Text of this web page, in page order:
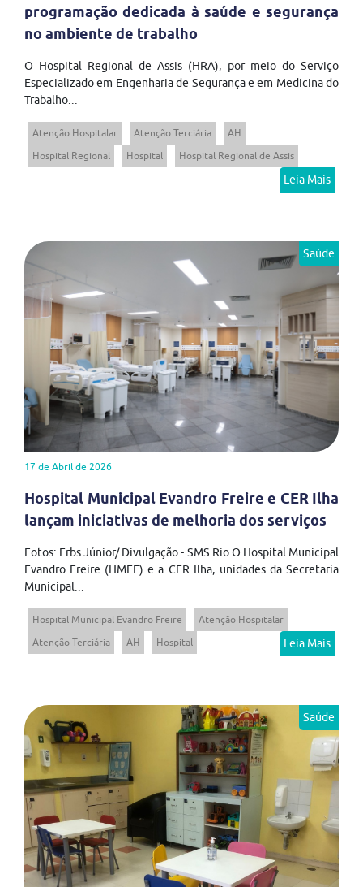
programação dedicada à saúde e segurança
no ambiente de trabalho
O Hospital Regional de Assis (HRA), por meio do Serviço
Especializado em Engenharia de Segurança e em Medicina do
Trabalho...
Atenção Hospitalar Atenção Terciária
AH
Hospital Regional
Hospital Hospital Regional de Assis
Leia Mais
Saúde
17 de Abril de 2026
Hospital Municipal Evandro Freire e CER Ilha
lançam iniciativas de melhoria dos serviços
Fotos: Erbs Júnior/ Divulgação - SMS Rio O Hospital Municipal
Evandro Freire (HMEF) e a CER Ilha, unidades da Secretaria
Municipal...
Hospital Municipal Evandro Freire
Atenção Hospitalar
Atenção Terciária
AH Hospital Leia Mais
Saúde